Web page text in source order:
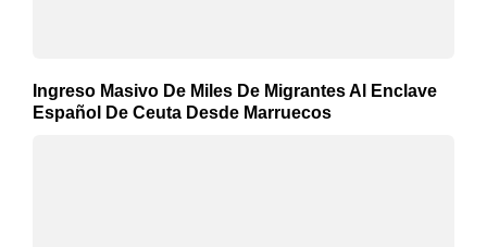
Ingreso Masivo De Miles De Migrantes Al Enclave
Español De Ceuta Desde Marruecos